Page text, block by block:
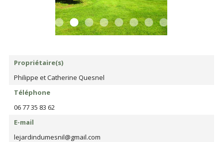
Propriétaire(s)
Philippe et Catherine Quesnel
Téléphone
06 77 35 83 62
E-mail
lejardindumesnil@gmail.com